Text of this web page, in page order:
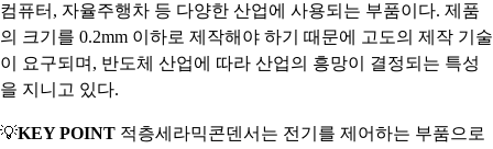
컴퓨터, 자율주행차 등 다양한 산업에 사용되는 부품이다. 제품
의 크기를 0.2mm 이하로 제작해야 하기 때문에 고도의 제작 기술
이 요구되며, 반도체 산업에 따라 산업의 흥망이 결정되는 특성
을 지니고 있다.
💡KEY POINT 적층세라믹콘덴서는 전기를 제어하는 부품으로